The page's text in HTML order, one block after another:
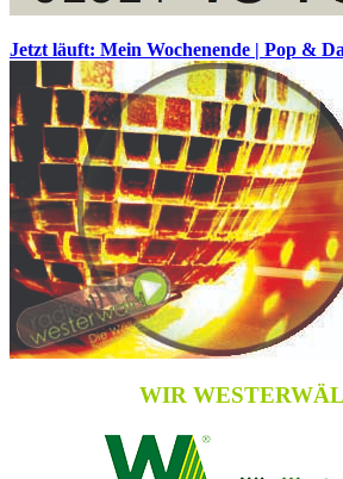
Jetzt läuft: Mein Wochenende | Pop &
WIR